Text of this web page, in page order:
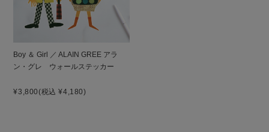
Boy ＆ Girl ／ ALAIN GREE アラ
ン・グレ ウォールステッカー
¥3,800(税込 ¥4,180)